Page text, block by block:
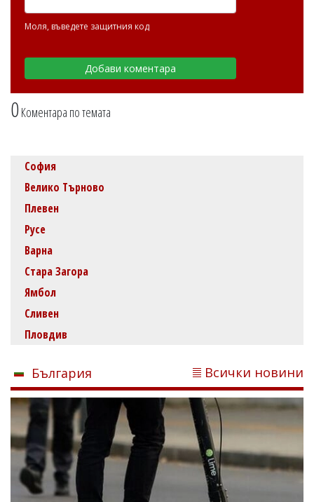
0Коментара по темата
Моля, въведете защитния код
София
Велико Търново
Плевен
Русе
Варна
Стара Загора
Ямбол
Сливен
Пловдив
България Всички новини